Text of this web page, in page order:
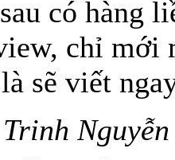
có hàng
chỉ mới
sẽ viết
Nguyễn